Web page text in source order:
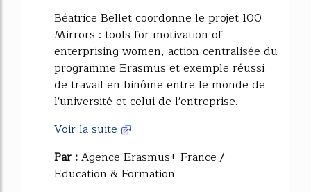
Béatrice Bellet coordonne le projet 100
Mirrors : tools for motivation of
enterprising women, action centralisée du
programme Erasmus et exemple réussi
de travail en binôme entre le monde de
l'université et celui de l'entreprise.
Voir la suite
Par :Agence Erasmus+ France /
Education & Formation